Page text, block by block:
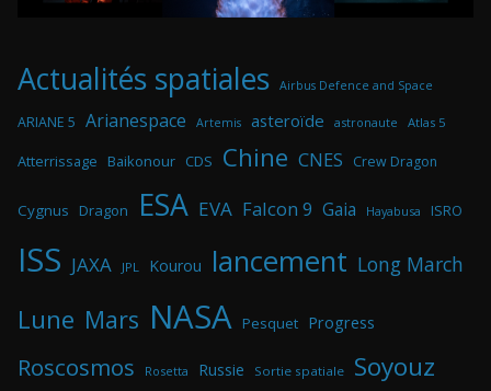
Actualités spatiales Airbus Defence and Space
ARIANE 5 Arianespace Artemis asteroïde astronaute Atlas 5
Atterrissage Baikonour CDS Chine CNES Crew Dragon
Cygnus Dragon ESA EVA Falcon 9 Gaia Hayabusa ISRO
ISS JAXA JPL Kourou lancement Long March
Lune Mars NASA Pesquet Progress
Roscosmos Rosetta Russie Sortie spatiale Soyouz